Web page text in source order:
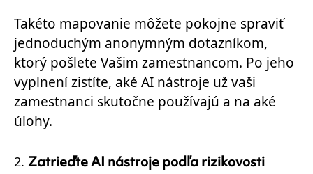
Takéto mapovanie môžete pokojne spraviť
jednoduchým anonymným dotazníkom,
ktorý pošlete Vašim zamestnancom. Po jeho
vyplnení zistíte, aké AI nástroje už vaši
zamestnanci skutočne používajú a na aké
úlohy.
Zatrieďte AI nástroje podľa rizikovosti